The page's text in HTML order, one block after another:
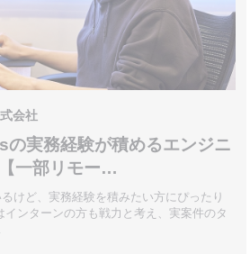
会社
実務経験が積めるエンジニ
一部リモー…
けど、実務経験を積みたい方にぴったり
ンターンの方も戦力と考え、実案件のタ